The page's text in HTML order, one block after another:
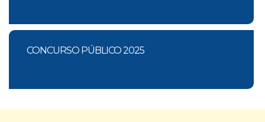
CONCURSO PÚBLICO 2025